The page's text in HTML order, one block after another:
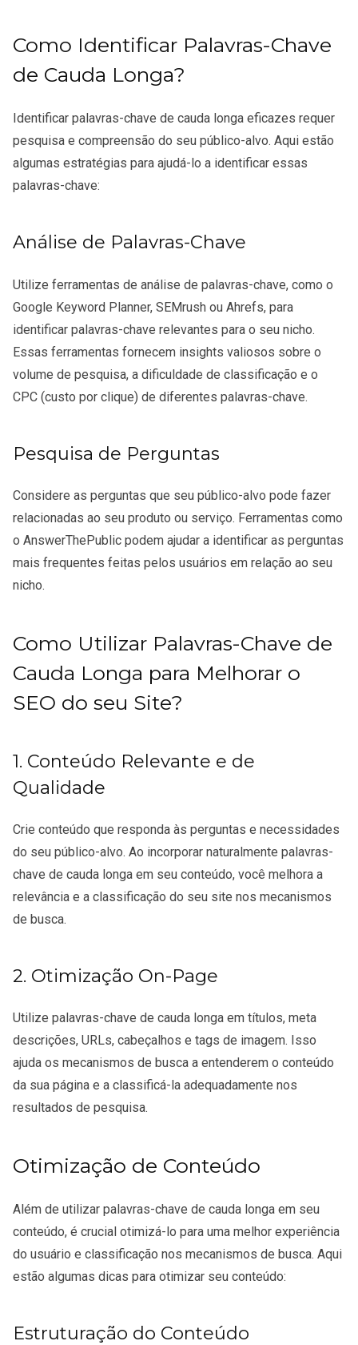
Como Identificar Palavras-Chave
de Cauda Longa?
Identificar palavras-chave de cauda longa eficazes requer
pesquisa e compreensão do seu público-alvo. Aqui estão
algumas estratégias para ajudá-lo a identificar essas
palavras-chave:
Análise de Palavras-Chave
Utilize ferramentas de análise de palavras-chave, como o
Google Keyword Planner, SEMrush ou Ahrefs, para
identificar palavras-chave relevantes para o seu nicho.
Essas ferramentas fornecem insights valiosos sobre o
volume de pesquisa, a dificuldade de classificação e o
CPC (custo por clique) de diferentes palavras-chave.
Pesquisa de Perguntas
Considere as perguntas que seu público-alvo pode fazer
relacionadas ao seu produto ou serviço. Ferramentas como
o AnswerThePublic podem ajudar a identificar as perguntas
mais frequentes feitas pelos usuários em relação ao seu
nicho.
Como Utilizar Palavras-Chave de
Cauda Longa para Melhorar o
SEO do seu Site?
1. Conteúdo Relevante e de
Qualidade
Crie conteúdo que responda às perguntas e necessidades
do seu público-alvo. Ao incorporar naturalmente palavras-
chave de cauda longa em seu conteúdo, você melhora a
relevância e a classificação do seu site nos mecanismos
de busca.
2. Otimização On-Page
Utilize palavras-chave de cauda longa em títulos, meta
descrições, URLs, cabeçalhos e tags de imagem. Isso
ajuda os mecanismos de busca a entenderem o conteúdo
da sua página e a classificá-la adequadamente nos
resultados de pesquisa.
Otimização de Conteúdo
Além de utilizar palavras-chave de cauda longa em seu
conteúdo, é crucial otimizá-lo para uma melhor experiência
do usuário e classificação nos mecanismos de busca. Aqui
estão algumas dicas para otimizar seu conteúdo:
Estruturação do Conteúdo